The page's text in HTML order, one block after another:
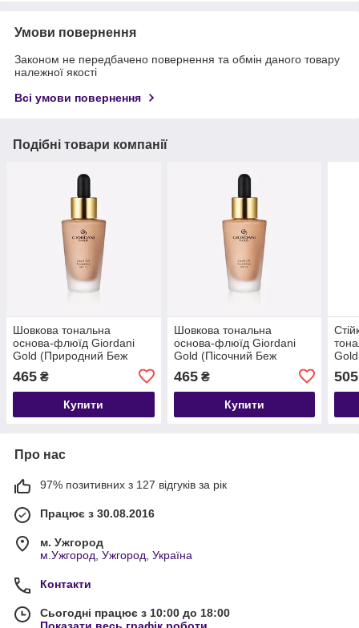
Умови повернення
Законом не передбачено повернення та обмін даного товару
належної якості
Всі умови повернення
Подібні товари компанії
Шовкова тональна
основа-флюїд Giordani
Gold (Природний Беж
465 ₴
Купити
Шовкова тональна
основа-флюїд Giordani
Gold (Пісочний Беж
465₴
Купити
Gold
505
Про нас
97% позитивних з 127 відгуків за рік
Працює з 30.08.2016
м. Ужгород
м.Ужгород, Ужгород, Україна
Контакти
Сьогодні працює з 10:00 до 18:00